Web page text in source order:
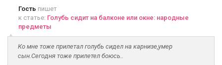
Гость пишет
к статье: Голубь сидит на балконе или окне: народные
предметы
Ко мне тоже прилетал голубь сидел на карнизе,умер
сын.Сегодня тоже прилетел боюсь..